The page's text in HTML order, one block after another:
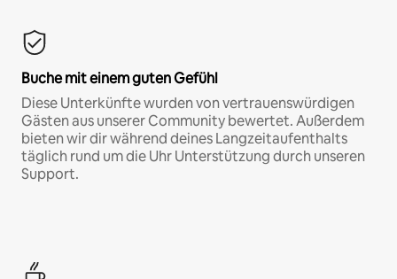
Buche mit einem guten Gefühl
Diese Unterkünfte wurden von vertrauenswürdigen
Gästen aus unserer Community bewertet. Außerdem
bieten wir dir während deines Langzeitaufenthalts
täglich rund um die Uhr Unterstützung durch unseren
Support.